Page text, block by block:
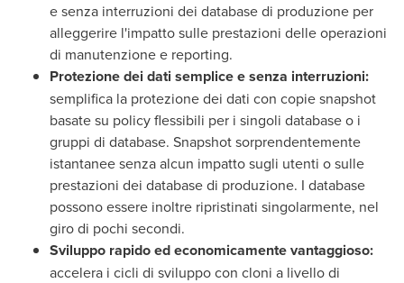
e senza interruzioni dei database di produzione per
alleggerire l'impatto sulle prestazioni delle operazioni
di manutenzione e reporting.
Protezione dei dati semplice e senza interruzioni:
semplifica la protezione dei dati con copie snapshot
basate su policy flessibili per i singoli database o i
gruppi di database. Snapshot sorprendentemente
istantanee senza alcun impatto sugli utenti o sulle
prestazioni dei database di produzione. I database
possono essere inoltre ripristinati singolarmente, nel
giro di pochi secondi.
Sviluppo rapido ed economicamente vantaggioso:
accelera i cicli di sviluppo con cloni a livello di